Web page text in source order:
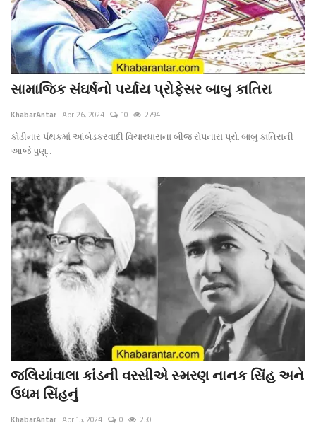
સામાજિક સંઘર્ષનો પર્યાય પ્રોફેસર બાબુ કાતિરા
KhabarAntar Apr 26, 2024 10 2794
કોડીનાર પંથકમાં આંબેડકરવાદી વિચારધારાના બીજ રોપનારા પ્રો. બાબુ કાતિરાની
આજે પુણ્...
જલિયાંવાલા કાંડની વરસીએ સ્મરણ નાનક સિંહ અને
ઉધમ સિંહનું
KhabarAntar Apr 15, 2024 0 250